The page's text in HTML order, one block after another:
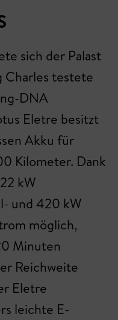
sich der Palast
Charles testete
DNA
Eletre besitzt
Akku für
Kilometer. Dank
kW
und 420 kW
möglich,
Minuten
Reichweite
Eletre
leichte E-